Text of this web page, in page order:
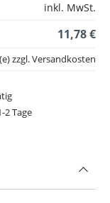
inkl. MwSt.
11,78 €
2 Tage
zzgl. Versandkosten